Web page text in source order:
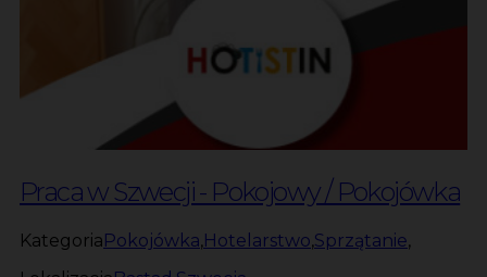
Praca w Szwecji - Pokojowy / Pokojówka
KategoriaPokojówka,Hotelarstwo,Sprzątanie,